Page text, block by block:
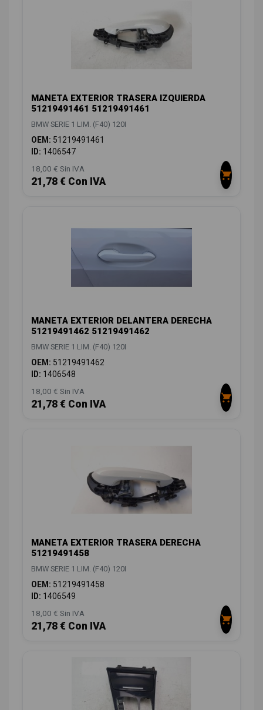
MANETA EXTERIOR TRASERA IZQUIERDA
51219491461 51219491461
BMW SERIE 1 LIM. (F40) 120I
OEM: 51219491461
ID: 1406547
18,00 € Sin IVA
21,78 € Con IVA
MANETA EXTERIOR DELANTERA DERECHA
51219491462 51219491462
BMW SERIE 1 LIM. (F40) 120I
OEM: 51219491462
ID: 1406548
18,00 € Sin IVA
21,78 € Con IVA
MANETA EXTERIOR TRASERA DERECHA
51219491458
BMW SERIE 1 LIM. (F40) 120I
OEM: 51219491458
ID: 1406549
18,00 € Sin IVA
21,78 € Con IVA